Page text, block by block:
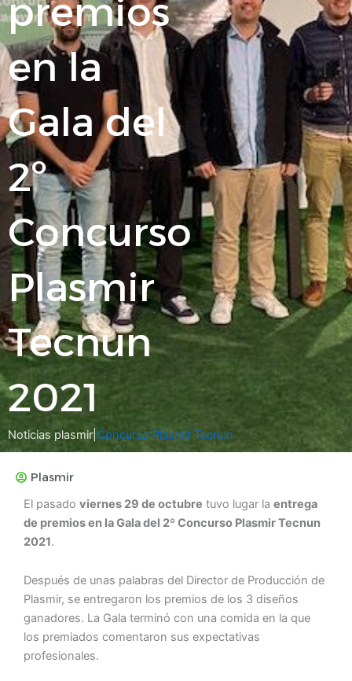
premios
en la
Gala del
2º
Concurso
Plasmir
Tecnun
2021
Noticias plasmir| Concurso Plasmir Tecnun
Plasmir
El pasado viernes 29 de octubre tuvo lugar la entrega
de premios en la Gala del 2º Concurso Plasmir Tecnun
2021.
Después de unas palabras del Director de Producción de
Plasmir, se entregaron los premios de los 3 diseños
ganadores. La Gala terminó con una comida en la que
los premiados comentaron sus expectativas
profesionales.